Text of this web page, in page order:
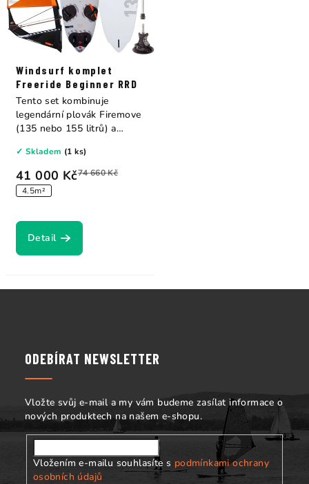
Windsurf komplet
Freeride Beginner RRD
41 000 Kč74 660 Kč
4.5m²
✓ Skladem (1 ks)
Detail
Tento set kombinuje
legendární plovák Firemove
(135 nebo 155 litrů) a
ODEBÍRAT NEWSLETTER
Vložte svůj e-mail a my vám budeme zasílat informace o
nových produktech na našem e-shopu.
Vložením e-mailu souhlasíte s podmínkami ochrany
osobních údajů